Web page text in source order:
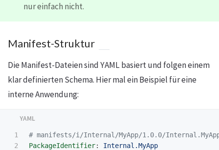
nur einfach nicht.
Manifest-Struktur
Die Manifest-Dateien sind YAML basiert und folgen einem
klar definierten Schema. Hier mal ein Beispiel für eine
interne Anwendung:
1
2
# manifests/i/Internal/MyApp/1.0.0/
PackageIdentifier:
Internal.MyApp